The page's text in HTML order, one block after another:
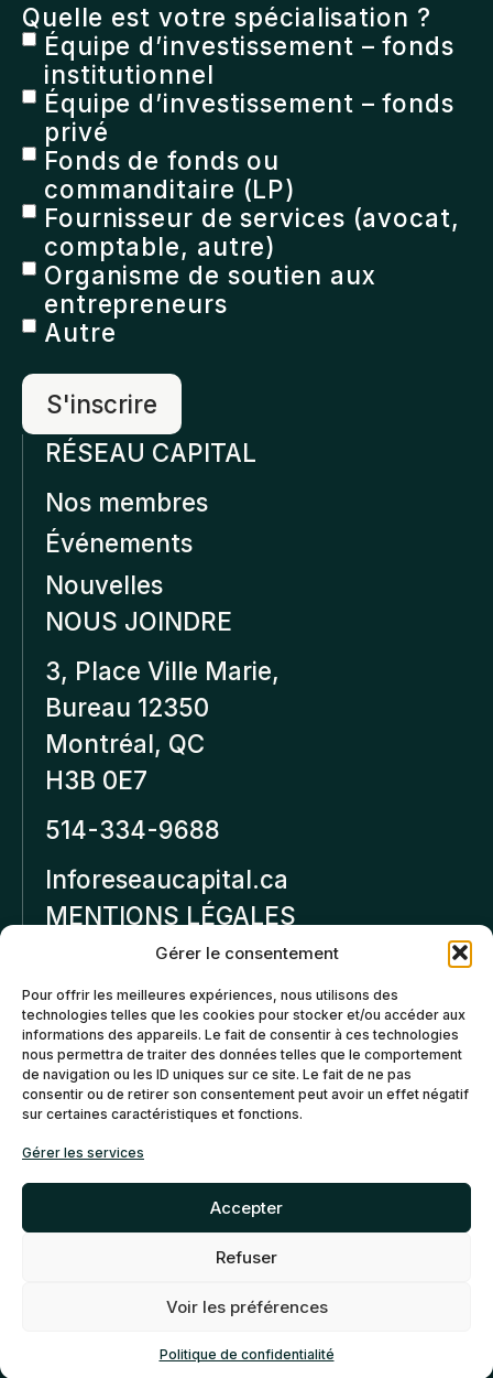
Gérer le consentement
Pour offrir les meilleures expériences, nous utilisons des
technologies telles que les cookies pour stocker et/ou accéder aux
informations des appareils. Le fait de consentir à ces technologies
nous permettra de traiter des données telles que le comportement
de navigation ou les ID uniques sur ce site. Le fait de ne pas
consentir ou de retirer son consentement peut avoir un effet négatif
sur certaines caractéristiques et fonctions.
Gérer les services
Accepter
Refuser
Voir les préférences
Politique de confidentialité
Quelle est votre spécialisation ?
Équipe d’investissement – fonds
institutionnel
Équipe d’investissement – fonds
privé
Fonds de fonds ou
commanditaire (LP)
Fournisseur de services (avocat,
comptable, autre)
Organisme de soutien aux
entrepreneurs
Autre
RÉSEAU CAPITAL
Nos membres
Événements
Nouvelles
NOUS JOINDRE
3, Place Ville Marie,
Bureau 12350
Montréal, QC
H3B 0E7
514-334-9688
Inforeseaucapital.ca
MENTIONS LÉGALES
Politique de
confidentialité
Politiques d’annulation et
de remboursement
Politique de cookies (CA)
©2026 Réseau Capital. Tous
droits reservés -
My Little
- Agence web